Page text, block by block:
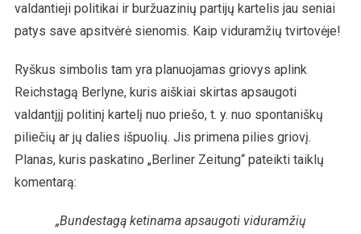
valdantieji politikai ir buržuazinių partijų kartelis jau seniai
patys save apsitvėrė sienomis. Kaip viduramžių tvirtovėje!
Ryškus simbolis tam yra planuojamas griovys aplink
Reichstagą Berlyne, kuris aiškiai skirtas apsaugoti
valdantįjį politinį kartelį nuo priešo, t. y. nuo spontaniškų
piliečių ar jų dalies išpuolių. Jis primena pilies griovį.
Planas, kuris paskatino „Berliner Zeitung“ pateikti taiklų
komentarą:
„Bundestagą ketinama apsaugoti viduramžių